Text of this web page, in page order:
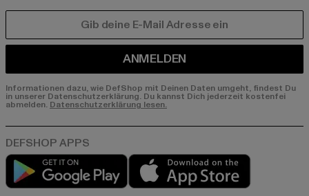
ANMELDEN
Informationen dazu, wie DefShop mit Deinen Daten umgeht, findest Du
in unserer Datenschutzerklärung. Du kannst Dich jederzeit kostenfei
abmelden. Datenschutzerklärung lesen.
Play market